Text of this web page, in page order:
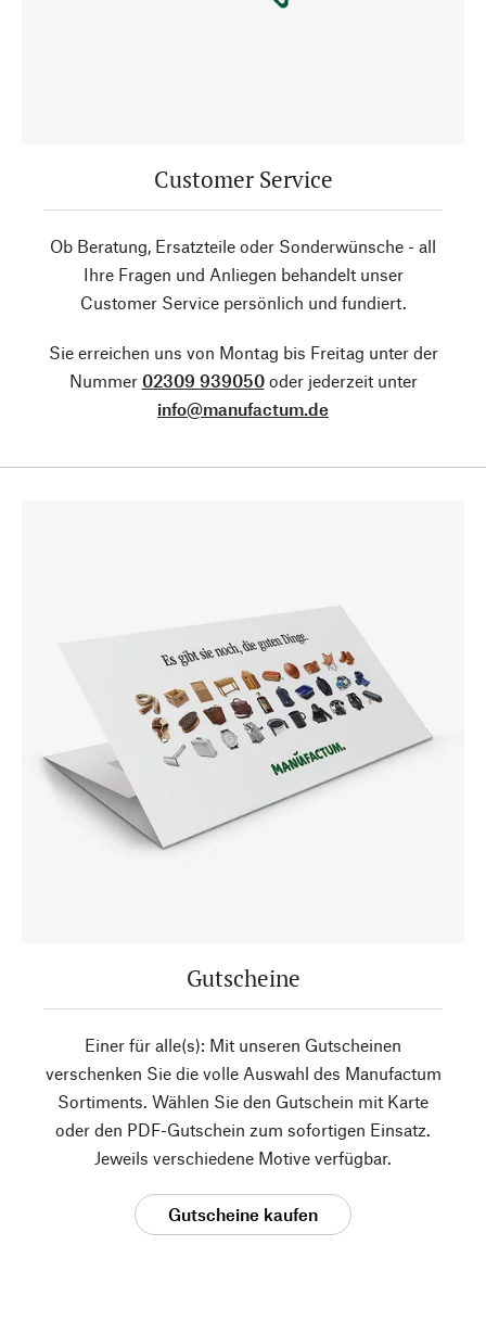
Customer Service
Ob Beratung, Ersatzteile oder Sonderwünsche - all
Ihre Fragen und Anliegen behandelt unser
Customer Service persönlich und fundiert.
Sie erreichen uns von Montag bis Freitag unter der
Nummer 02309 939050oder jederzeit unter
info@manufactum.de
Gutscheine
Einer für alle(s): Mit unseren Gutscheinen
verschenken Sie die volle Auswahl des Manufactum
Sortiments. Wählen Sie den Gutschein mit Karte
oder den PDF-Gutschein zum sofortigen Einsatz.
Jeweils verschiedene Motive verfügbar.
Gutscheine kaufen